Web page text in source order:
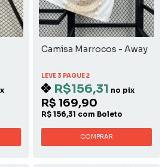
Camisa Marrocos - Away
LEVE 3 PAGUE 2
R$156,31 no pix
R$ 169,90
R$ 156,31 com Boleto
COMPRAR